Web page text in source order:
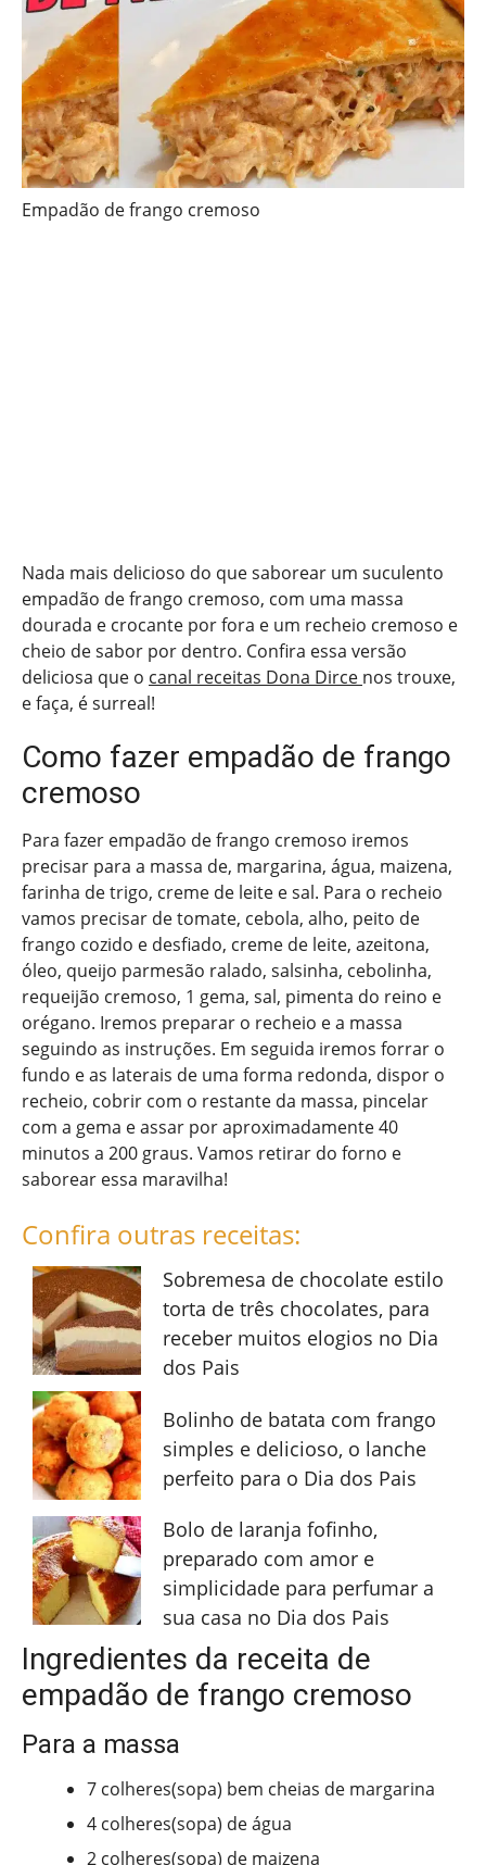
Empadão de frango cremoso
Nada mais delicioso do que saborear um suculento
empadão de frango cremoso, com uma massa
dourada e crocante por fora e um recheio cremoso e
cheio de sabor por dentro. Confira essa versão
deliciosa que o canal receitas Dona Dirce nos trouxe,
e faça, é surreal!
Como fazer empadão de frango
cremoso
Para fazer empadão de frango cremoso iremos
precisar para a massa de, margarina, água, maizena,
farinha de trigo, creme de leite e sal. Para o recheio
vamos precisar de tomate, cebola, alho, peito de
frango cozido e desfiado, creme de leite, azeitona,
óleo, queijo parmesão ralado, salsinha, cebolinha,
requeijão cremoso, 1 gema, sal, pimenta do reino e
orégano. Iremos preparar o recheio e a massa
seguindo as instruções. Em seguida iremos forrar o
fundo e as laterais de uma forma redonda, dispor o
recheio, cobrir com o restante da massa, pincelar
com a gema e assar por aproximadamente 40
minutos a 200 graus. Vamos retirar do forno e
saborear essa maravilha!
Confira outras receitas:
Sobremesa de chocolate estilo
torta de três chocolates, para
receber muitos elogios no Dia
dos Pais
Bolinho de batata com frango
simples e delicioso, o lanche
perfeito para o Dia dos Pais
Bolo de laranja fofinho,
preparado com amor e
simplicidade para perfumar a
sua casa no Dia dos Pais
Ingredientes da receita de
empadão de frango cremoso
Para a massa
7 colheres(sopa) bem cheias de margarina
4 colheres(sopa) de água
2 colheres(sopa) de maizena